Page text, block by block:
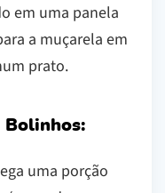
em uma panela
a muçarela em
prato.
Bolinhos:
uma porção